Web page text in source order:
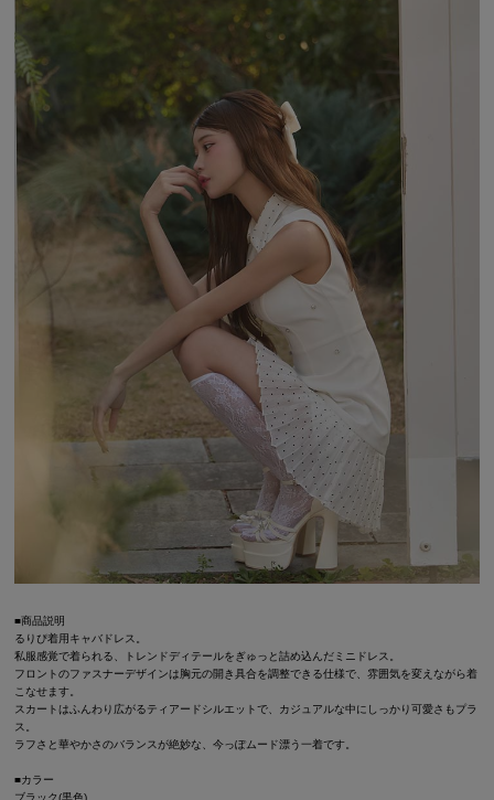
■商品説明
るりぴ着用キャバドレス。
私服感覚で着られる、トレンドディテールをぎゅっと詰め込んだミニドレス。
フロントのファスナーデザインは胸元の開き具合を調整できる仕様で、雰囲気を変えながら着
こなせます。
スカートはふんわり広がるティアードシルエットで、カジュアルな中にしっかり可愛さもプラ
ス。
ラフさと華やかさのバランスが絶妙な、今っぽムード漂う一着です。
■カラー
ブラック(黒色)